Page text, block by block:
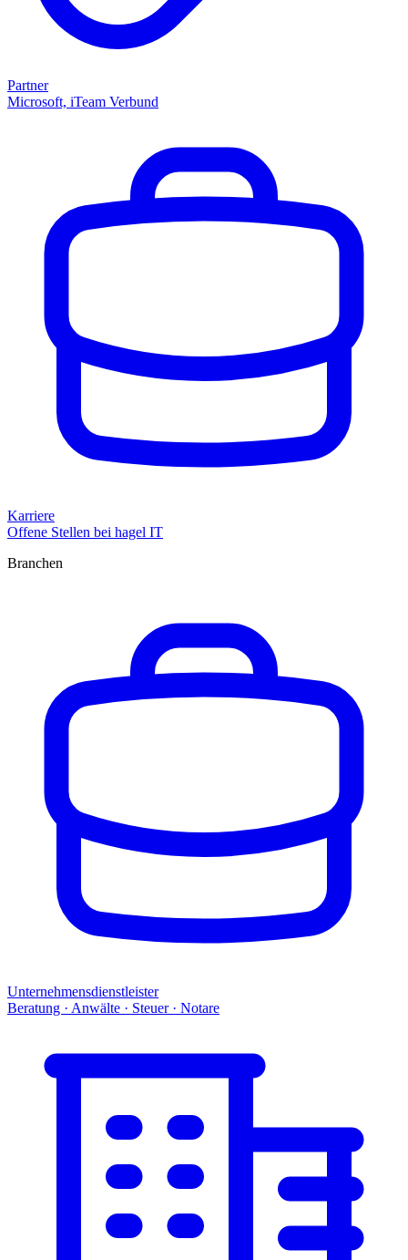
Partner
Microsoft, iTeam Verbund
Karriere
Offene Stellen bei hagel IT
Branchen
Unternehmensdienstleister
Beratung · Anwälte · Steuer · Notare